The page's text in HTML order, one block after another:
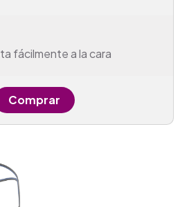
fácilmente a la cara
Comprar